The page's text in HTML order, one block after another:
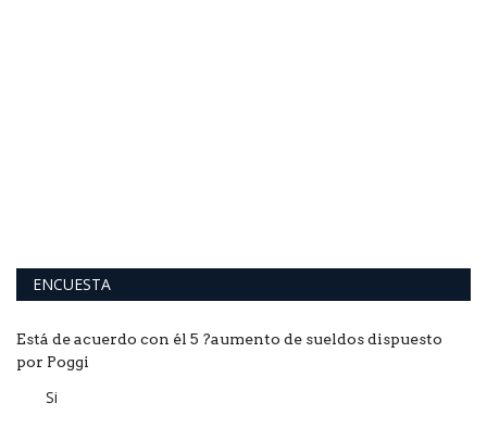
ENCUESTA
Está de acuerdo con él 5 ?aumento de sueldos dispuesto
por Poggi
Si